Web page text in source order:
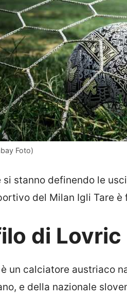
Foto)
si stanno definendo le
del Milan Igli Tare
di Lovric
un calciatore austriaco
e della nazionale